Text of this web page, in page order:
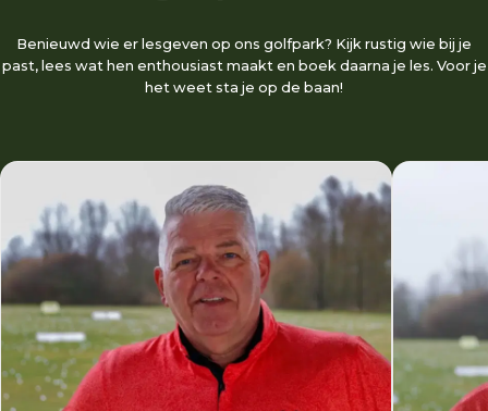
Benieuwd wie er lesgeven op ons golfpark? Kijk rustig wie bij je
past, lees wat hen enthousiast maakt en boek daarna je les. Voor je
het weet sta je op de baan!